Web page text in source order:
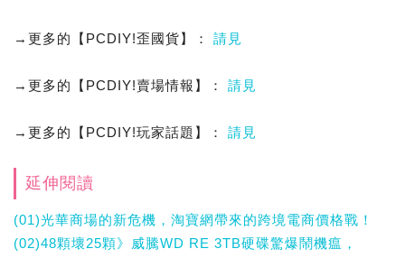
→更多的【PCDIY!歪國貨】： 請見
→更多的【PCDIY!賣場情報】： 請見
→更多的【PCDIY!玩家話題】： 請見
延伸閱讀
(01)光華商場的新危機，淘寶網帶來的跨境電商價格戰！
(02)48顆壞25顆》威騰WD RE 3TB硬碟驚爆鬧機瘟，